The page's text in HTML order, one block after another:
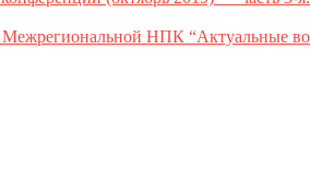
НПК “Актуальные